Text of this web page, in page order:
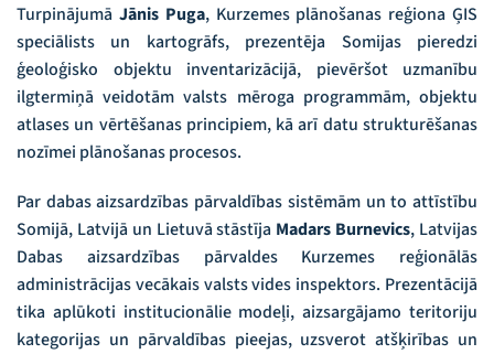
Turpinājumā Jānis Puga, Kurzemes plānošanas reģiona ĢIS
speciālists un kartogrāfs, prezentēja Somijas pieredzi
ģeoloģisko objektu inventarizācijā, pievēršot uzmanību
ilgtermiņā veidotām valsts mēroga programmām, objektu
atlases un vērtēšanas principiem, kā arī datu strukturēšanas
nozīmei plānošanas procesos.
Par dabas aizsardzības pārvaldības sistēmām un to attīstību
Somijā, Latvijā un Lietuvā stāstīja Madars Burnevics, Latvijas
Dabas aizsardzības pārvaldes Kurzemes reģionālās
administrācijas vecākais valsts vides inspektors. Prezentācijā
tika aplūkoti institucionālie modeļi, aizsargājamo teritoriju
kategorijas un pārvaldības pieejas, uzsverot atšķirības un